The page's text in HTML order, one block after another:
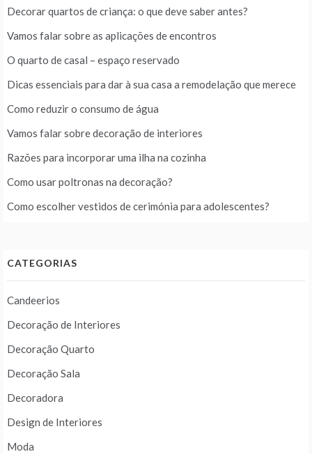
Decorar quartos de criança: o que deve saber antes?
Vamos falar sobre as aplicações de encontros
O quarto de casal – espaço reservado
Dicas essenciais para dar à sua casa a remodelação que merece
Como reduzir o consumo de água
Vamos falar sobre decoração de interiores
Razões para incorporar uma ilha na cozinha
Como usar poltronas na decoração?
Como escolher vestidos de cerimónia para adolescentes?
CATEGORIAS
Candeerios
Decoração de Interiores
Decoração Quarto
Decoração Sala
Decoradora
Design de Interiores
Moda